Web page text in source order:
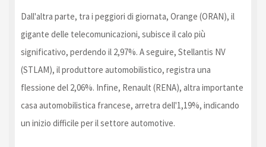
Dall'altra parte, tra i peggiori di giornata, Orange (ORAN), il
gigante delle telecomunicazioni, subisce il calo più
significativo, perdendo il 2,97%. A seguire, Stellantis NV
(STLAM), il produttore automobilistico, registra una
flessione del 2,06%. Infine, Renault (RENA), altra importante
casa automobilistica francese, arretra dell'1,19%, indicando
un inizio difficile per il settore automotive.